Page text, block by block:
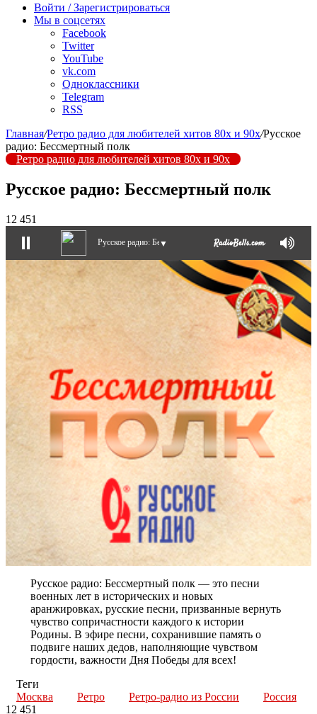
радио
Войти / Зарегистрироваться
Мы в соцсетях
Facebook
Twitter
YouTube
vk.com
Одноклассники
Telegram
RSS
Главная/Ретро радио для любителей хитов 80х и 90х/Русское
радио: Бессмертный полк
Ретро радио для любителей хитов 80х и 90х
Русское радио: Бессмертный полк
12 451
Русское радио: Бессмертный полк
▼
Русское радио: Бессмертный полк — это песни
военных лет в исторических и новых
аранжировках, русские песни, призванные вернуть
чувство сопричастности каждого к истории
Родины. В эфире песни, сохранившие память о
подвиге наших дедов, наполняющие чувством
гордости, важности Дня Победы для всех!
Теги
Москва
Ретро Ретро-радио из России
Россия
12 451